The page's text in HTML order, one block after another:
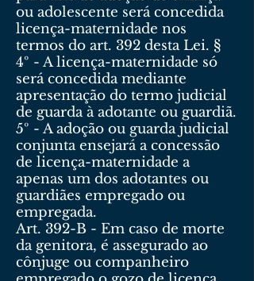
ou adolescente será concedida
licença-maternidade nos
termos do art. 392 desta Lei. §
4º - A licença-maternidade só
será concedida mediante
apresentação do termo judicial
de guarda à adotante ou guardiã.
5º - A adoção ou guarda judicial
conjunta ensejará a concessão
de licença-maternidade a
apenas um dos adotantes ou
guardiães empregado ou
empregada.
Art. 392-B - Em caso de morte
da genitora, é assegurado ao
cônjuge ou companheiro